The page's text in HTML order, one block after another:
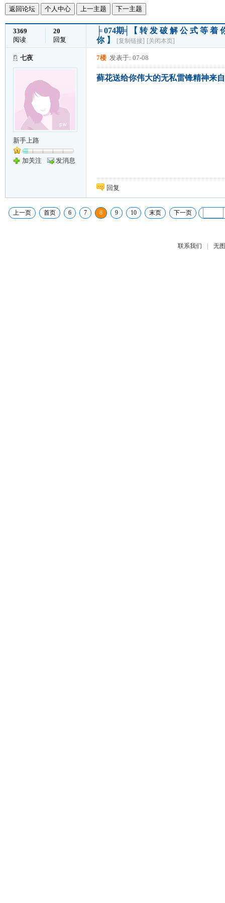
返回论坛 个人中心 上一主题 下一主题
3369
阅读
20
回复
╞ 074期╡【 转 发 破 解 公 式 等
你 】
[复制链接] [关闭本页]
七夜
新手上路
加关注 发消息
7楼 发表于: 07-08
藓花送给你伟大的无私雷锋精神来
回复
上一页 首页 6 7 8 9 10 末页 下一页
联系我们 | 无